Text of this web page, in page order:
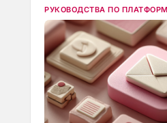
РУКОВОДСТВА ПО